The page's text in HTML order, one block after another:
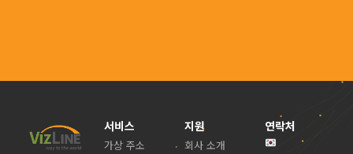
서비스
가상 주소
지원
회사 소개
연락처